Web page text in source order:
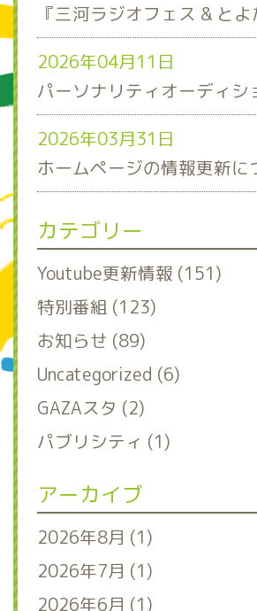
2026年04月11日
2026年03月31日
ホームページの情報更新に
カテゴリー
Youtube更新情報 (151)
特別番組 (123)
お知らせ (89)
Uncategorized (6)
GAZAスタ (2)
パブリシティ (1)
アーカイブ
2026年8月 (1)
2026年7月 (1)
2026年6月 (1)